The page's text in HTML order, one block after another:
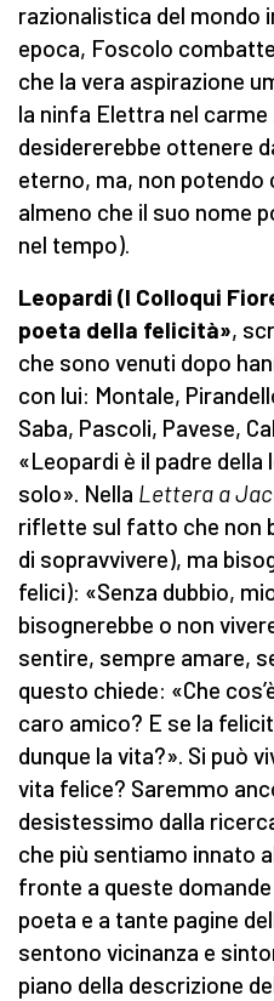
razionalistica del mondo
epoca, Foscolo
che la vera aspirazione
la ninfa Elettra nel carme
desidererebbe ottenere
eterno, ma, non potendo
almeno che il suo nome
nel tempo).
Leopardi (I Colloqui
poeta della felicità»,
che sono venuti dopo
con lui: Montale,
Saba, Pascoli, Pavese,
«Leopardi è il padre della
solo». Nella Lettera a
riflette sul fatto che non
di sopravvivere), ma
felici): «Senza dubbio,
bisognerebbe o non
sentire, sempre amare,
questo chiede: «Che
caro amico? E se la
dunque la vita?». Si può
vita felice? Saremmo
desistessimo dalla
che più sentiamo innato
fronte a queste
poeta e a tante pagine
sentono vicinanza e
piano della descrizione